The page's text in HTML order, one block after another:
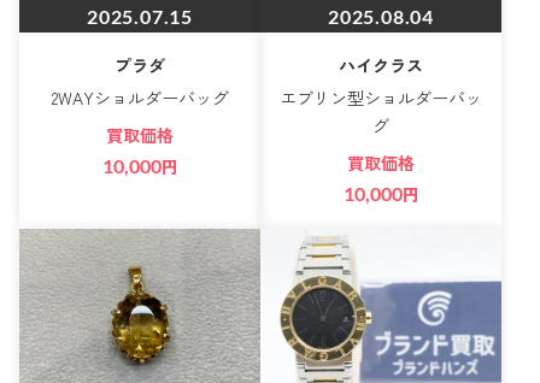
2025.07.15
プラダ
2WAYショルダーバッグ
買取価格
10,000円
2025.08.04
ハイクラス
エブリン型ショルダーバッ
グ
買取価格
10,000円